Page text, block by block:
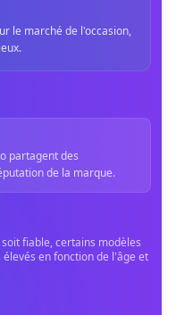
le marché de l'occasion,
partagent des
de la marque.
soit fiable, certains modèles
en fonction de l'âge et